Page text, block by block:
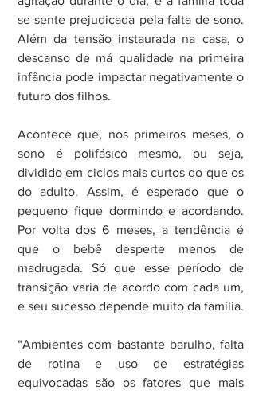
se sente prejudicada pela falta de sono.
Além da tensão instaurada na casa, o
descanso de má qualidade na primeira
infância pode impactar negativamente o
futuro dos filhos.
Acontece que, nos primeiros meses, o
sono é polifásico mesmo, ou seja,
dividido em ciclos mais curtos do que os
do adulto. Assim, é esperado que o
pequeno fique dormindo e acordando.
Por volta dos 6 meses, a tendência é
que o bebê desperte menos de
madrugada. Só que esse período de
transição varia de acordo com cada um,
e seu sucesso depende muito da família.
“Ambientes com bastante barulho, falta
de rotina e uso de estratégias
equivocadas são os fatores que mais